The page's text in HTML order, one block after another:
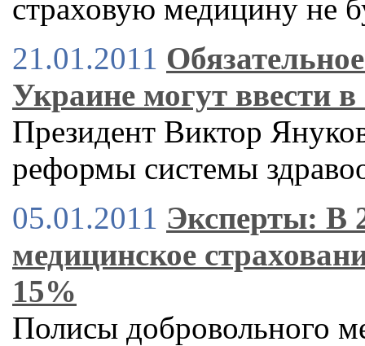
страховую медицину не
21.01.2011
Украине могут ввести в
Президент Виктор
реформы системы
05.01.2011 Эксперты: В
медицинское
15%
Полисы добровольного